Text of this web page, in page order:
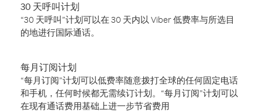
30 天呼叫计划
“30 天呼叫”计划可以在 30 天内以 Viber 低费率与所选目
的地进行国际通话。
每月订阅计划
“每月订阅”计划可以低费率随意拨打全球的任何固定电话
和手机，任何时候都无需续订计划。“每月订阅”计划可以
在现有通话费用基础上进一步节省费用